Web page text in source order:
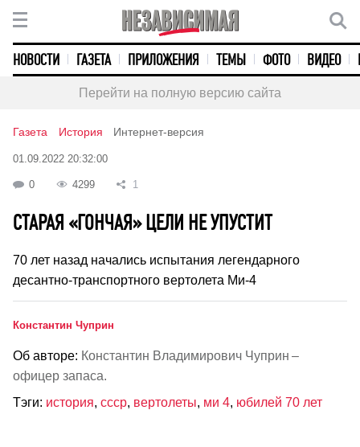
НОВОСТИ ГАЗЕТА ПРИЛОЖЕНИЯ ТЕМЫ ФОТО ВИДЕО
Перейти на полную версию сайта
Газета История Интернет-версия
01.09.2022 20:32:00
0 4299 1
СТАРАЯ «ГОНЧАЯ» ЦЕЛИ НЕ УПУСТИТ
70 лет назад начались испытания легендарного
десантно-транспортного вертолета Ми-4
Константин Чуприн
Об авторе: Константин Владимирович Чуприн –
офицер запаса.
Тэги: история, ссср, вертолеты, ми 4, юбилей 70 лет